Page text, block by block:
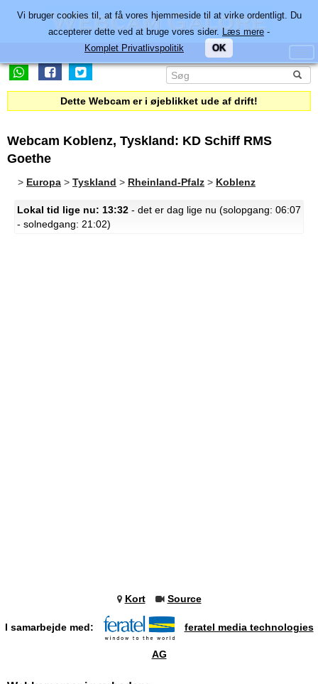
Dette Webcam er i øjeblikket ude af drift!
Webcam Koblenz, Tyskland: KD Schiff RMS
Goethe
> Europa > Tyskland > Rheinland-Pfalz > Koblenz
Lokal tid lige nu: 13:32 - det er dag lige nu (solopgang: 06:07
- solnedgang: 21:02)
Kort Source
I samarbejde med: feratel media technologies
AG
Vi bruger cookies til, at få vores hjemmeside til at virke ordentligt. Du
accepterer dette ved at bruge vores sider. Læs mere -
Komplet Privatlivspolitik
OK